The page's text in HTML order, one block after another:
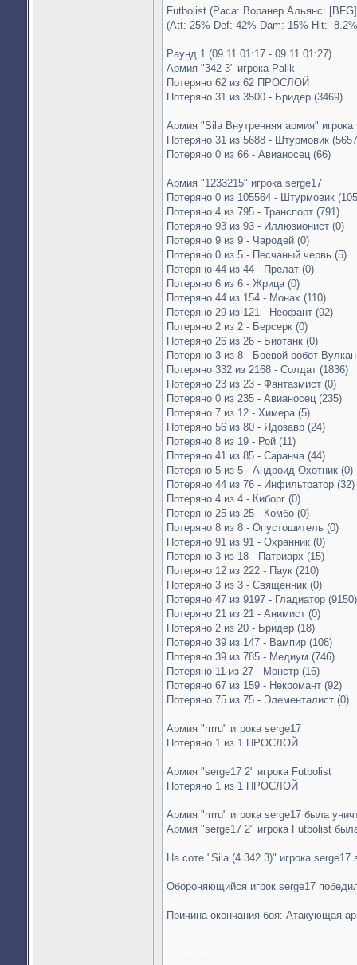
Futbolist (Раса: Воранер Альянс:
(Att: 25% Def: 42% Dam: 15% Hit: -
Раунд 1 (09.11 01:17 - 09.11 01:27)
Армия "342-3" игрока Palik
Потеряно 62 из 62 ПРОСЛОЙ
Потеряно 31 из 3500 - Бридер (3469)
Армия "Sila Внутренняя армия" игрока
Потеряно 31 из 5688 - Штурмовик
Потеряно 0 из 66 - Авианосец (66)
Армия "1233215" игрока serge17
Потеряно 0 из 105564 - Штурмовик
Потеряно 4 из 795 - Транспорт (791)
Потеряно 93 из 93 - Иллюзионист (0)
Потеряно 9 из 9 - Чародей (0)
Потеряно 0 из 5 - Песчаный червь (5)
Потеряно 44 из 44 - Прелат (0)
Потеряно 6 из 6 - Жрица (0)
Потеряно 44 из 154 - Монах (110)
Потеряно 29 из 121 - Неофант (92)
Потеряно 2 из 2 - Берсерк (0)
Потеряно 26 из 26 - Биотанк (0)
Потеряно 3 из 8 - Боевой робот
Потеряно 332 из 2168 - Солдат (1836)
Потеряно 23 из 23 - Фантазмист (0)
Потеряно 0 из 235 - Авианосец (235)
Потеряно 7 из 12 - Химера (5)
Потеряно 56 из 80 - Ядозавр (24)
Потеряно 8 из 19 - Рой (11)
Потеряно 41 из 85 - Саранча (44)
Потеряно 5 из 5 - Андроид Охотник (0)
Потеряно 44 из 76 - Инфильтратор (32)
Потеряно 4 из 4 - Киборг (0)
Потеряно 25 из 25 - Комбо (0)
Потеряно 8 из 8 - Опустошитель (0)
Потеряно 91 из 91 - Охранник (0)
Потеряно 3 из 18 - Патриарх (15)
Потеряно 12 из 222 - Паук (210)
Потеряно 3 из 3 - Священник (0)
Потеряно 47 из 9197 - Гладиатор (9150)
Потеряно 21 из 21 - Анимист (0)
Потеряно 2 из 20 - Бридер (18)
Потеряно 39 из 147 - Вампир (108)
Потеряно 39 из 785 - Медиум (746)
Потеряно 11 из 27 - Монстр (16)
Потеряно 67 из 159 - Некромант (92)
Потеряно 75 из 75 - Элементалист (0)
Армия "rrrru" игрока serge17
Потеряно 1 из 1 ПРОСЛОЙ
Армия "serge17 2" игрока Futbolist
Потеряно 1 из 1 ПРОСЛОЙ
Армия "rrrru" игрока serge17 была
Армия "serge17 2" игрока Futbolist
На соте "Sila (4.342.3)" игрока serge17
Обороняющийся игрок serge17
Причина окончания боя: Атакующая
-----------------